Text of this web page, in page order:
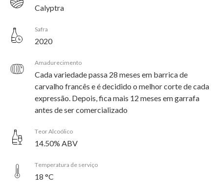
Calyptra
Safra
2020
Amadurecimento
Cada variedade passa 28 meses em barrica de
carvalho francês e é decidido o melhor corte de cada
expressão. Depois, fica mais 12 meses em garrafa
antes de ser comercializado
Teor Alcoólico
14.50% ABV
Temperatura de serviço
18 °C